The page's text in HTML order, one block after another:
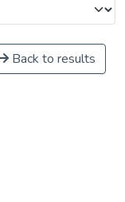
Back to results